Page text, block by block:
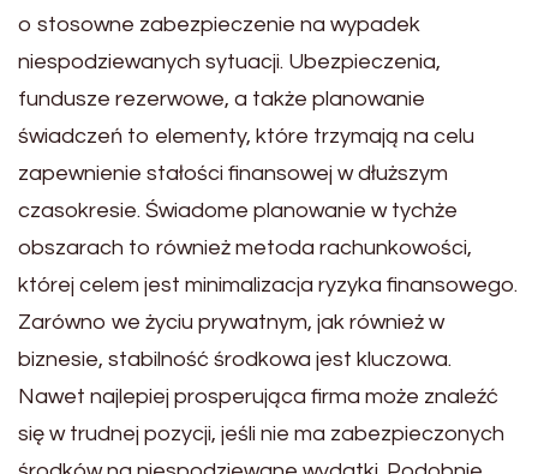
o stosowne zabezpieczenie na wypadek
niespodziewanych sytuacji. Ubezpieczenia,
fundusze rezerwowe, a także planowanie
świadczeń to elementy, które trzymają na celu
zapewnienie stałości finansowej w dłuższym
czasokresie. Świadome planowanie w tychże
obszarach to również metoda rachunkowości,
której celem jest minimalizacja ryzyka finansowego.
Zarówno we życiu prywatnym, jak również w
biznesie, stabilność środkowa jest kluczowa.
Nawet najlepiej prosperująca firma może znaleźć
się w trudnej pozycji, jeśli nie ma zabezpieczonych